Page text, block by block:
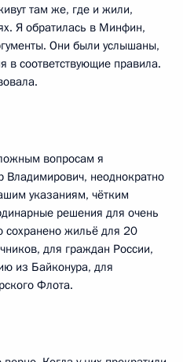
там же, где и жили,
Я обратилась в Минфин,
Они были услышаны,
в соответствующие правила.
вопросам я
неоднократно
указаниям, чётким
решения для очень
сохранено жильё для 20
для граждан России,
из Байконура, для
Флота.